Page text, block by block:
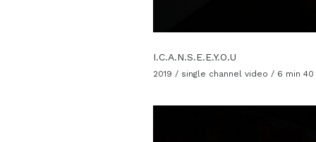
I.C.A.N.S.E.E.Y.O.U
2019 / single channel video / 6 min